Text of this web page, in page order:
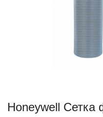
Honeywell Сетка